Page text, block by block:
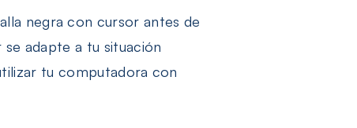
negra con cursor antes de
adapte a tu situación
tu computadora con